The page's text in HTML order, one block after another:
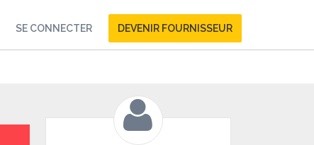
SE CONNECTER DEVENIR FOURNISSEUR